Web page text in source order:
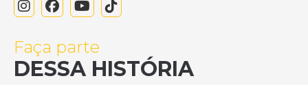
Faça parte
DESSA HISTÓRIA